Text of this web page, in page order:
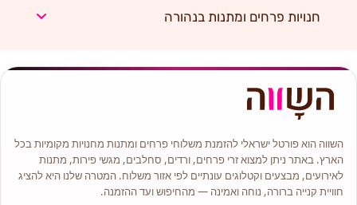
חנויות פרחים ומתנות בנהורה
השווה הוא פורטל ישראלי להזמנת משלוחי פרחים ומתנות מחנויות מקומיות בכל
הארץ. באתר ניתן למצוא זרי פרחים, ורדים, סחלבים, מגשי פירות, מתנות
לאירועים, מבצעים וקטלוגים עונתיים לפי אזור משלוח. המטרה שלנו היא להציג
חוויית קנייה ברורה, נוחה ואמינה — מהחיפוש ועד ההזמנה.